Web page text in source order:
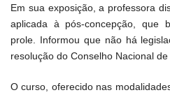
Em sua exposição, a professora
aplicada à pós-concepção, que
prole. Informou que não há
resolução do Conselho Nacional de
O curso, oferecido nas